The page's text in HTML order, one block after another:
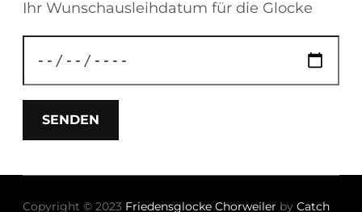
Ihr Wunschausleihdatum für die Glocke
Copyright © 2023 Friedensglocke Chorweiler by Catch